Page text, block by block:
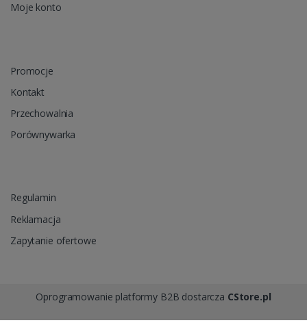
Moje konto
Promocje
Kontakt
Przechowalnia
Porównywarka
Regulamin
Reklamacja
Zapytanie ofertowe
Oprogramowanie platformy B2B dostarcza CStore.pl